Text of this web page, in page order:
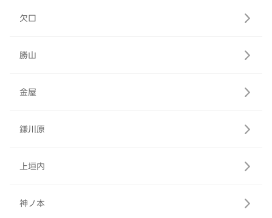
欠口
勝山
金屋
鎌川原
上垣内
神ノ本